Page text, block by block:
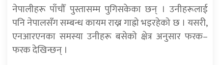
नेपालीहरू पाँचौँ पुस्तासम्म पुगिसकेका छन् । उनीहरूलाई
पनि नेपालसँग सम्बन्ध कायम राख्न गाह्रो भइरहेको छ । यसरी,
एनआरएनका समस्या उनीहरू बसेको क्षेत्र अनुसार फरक–
फरक देखिन्छन् ।